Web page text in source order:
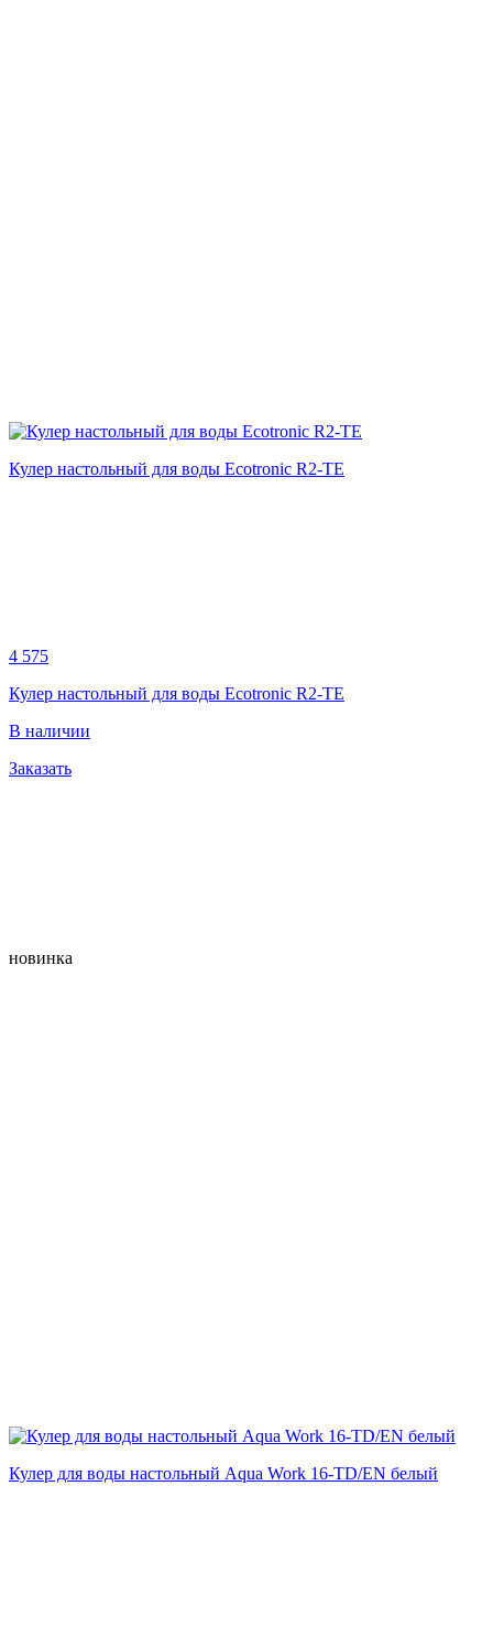
Кулер настольный для воды Ecotronic R2-TE
4 575
Кулер настольный для воды Ecotronic R2-TE
В наличии
Заказать
новинка
Кулер для воды настольный Aqua Work 16-TD/EN белый